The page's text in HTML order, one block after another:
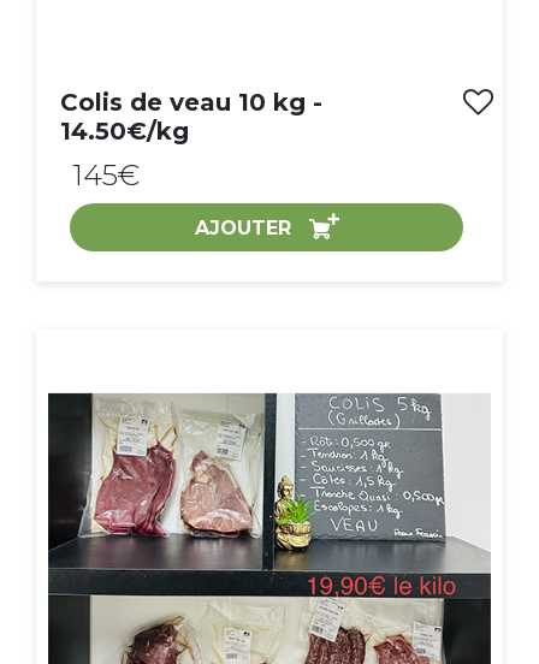
Colis de veau 10 kg -
14.50€/kg
145€
AJOUTER